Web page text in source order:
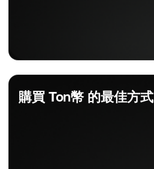
購買 Ton幣 的最佳方式